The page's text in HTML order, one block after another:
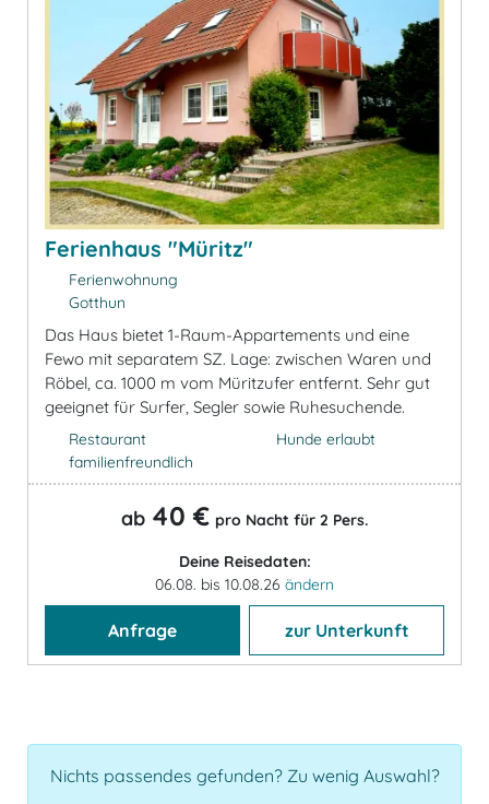
Ferienhaus "Müritz"
Ferienwohnung
Gotthun
Das Haus bietet 1-Raum-Appartements und eine
Fewo mit separatem SZ. Lage: zwischen Waren und
Röbel, ca. 1000 m vom Müritzufer entfernt. Sehr gut
geeignet für Surfer, Segler sowie Ruhesuchende.
Restaurant
familienfreundlich
Hunde erlaubt
ab 40 € pro Nacht für 2 Pers.
Deine Reisedaten:
06.08. bis 10.08.26 ändern
Anfrage zur Unterkunft
Nichts passendes gefunden? Zu wenig Auswahl?